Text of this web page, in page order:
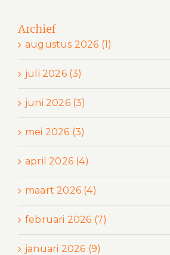
Archief
augustus 2026 (1)
juli 2026 (3)
juni 2026 (3)
mei 2026 (3)
april 2026 (4)
maart 2026 (4)
februari 2026 (7)
januari 2026 (9)